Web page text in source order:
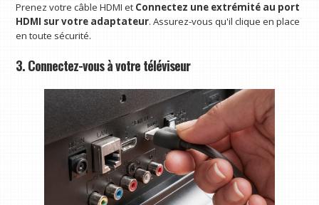
Prenez votre câble HDMI et Connectez une extrémité au port
HDMI sur votre adaptateur. Assurez-vous qu'il clique en place
en toute sécurité.
3. Connectez-vous à votre téléviseur